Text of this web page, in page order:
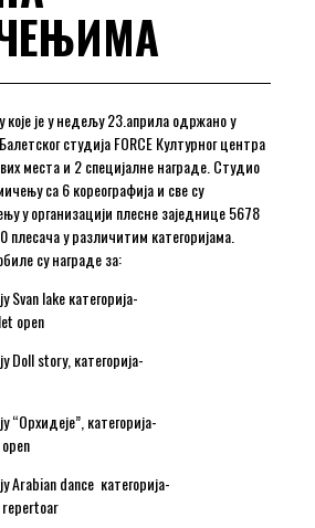
је у недељу 23.априла одржано у
студија FORCE Културног центра
места и 2 специјалне награде. Студио
са 6 кореографија и све су
у организацији плесне заједнице 5678
плесача у различитим категоријама.
су награде за:
Svan lake категорија-
open
Doll story, категорија-
“Орхидеје”, категорија-
Arabian dance категорија-